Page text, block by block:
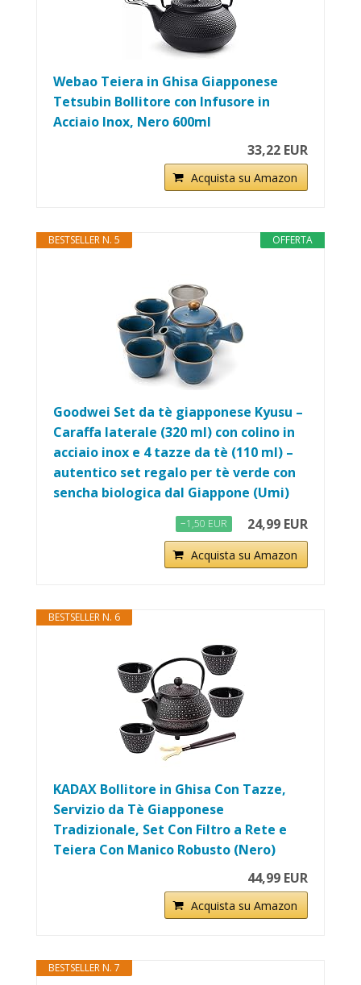
Webao Teiera in Ghisa Giapponese
Tetsubin Bollitore con Infusore in
Acciaio Inox, Nero 600ml
33,22 EUR
Acquista su Amazon
OFFERTA
BESTSELLER N. 5
Goodwei Set da tè giapponese Kyusu –
Caraffa laterale (320 ml) con colino in
acciaio inox e 4 tazze da tè (110 ml) –
autentico set regalo per tè verde con
sencha biologica dal Giappone (Umi)
−1,50 EUR 24,99 EUR
Acquista su Amazon
BESTSELLER N. 6
KADAX Bollitore in Ghisa Con Tazze,
Servizio da Tè Giapponese
Tradizionale, Set Con Filtro a Rete e
Teiera Con Manico Robusto (Nero)
44,99 EUR
Acquista su Amazon
BESTSELLER N. 7